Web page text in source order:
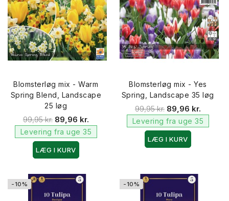
Blomsterløg mix - Warm
Spring Blend, Landscape
25 løg
99,95 kr. 89,96 kr.
Levering fra uge 35
LÆG I KURV
Blomsterløg mix - Yes
Spring, Landscape 35 løg
99,95 kr. 89,96 kr.
Levering fra uge 35
LÆG I KURV
-10% -10%